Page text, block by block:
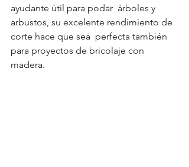
ayudante útil para podar  árboles y
arbustos, su excelente rendimiento de
corte hace que sea  perfecta también
para proyectos de bricolaje con
madera.